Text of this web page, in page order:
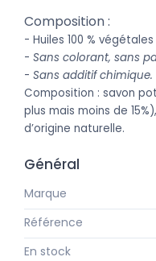
Composition :
- Huiles 100 %
- Sans colorant, sans
- Sans additif chimique.
Composition : savon
plus mais moins de
d’origine naturelle.
Général
Marque
Référence
En stock